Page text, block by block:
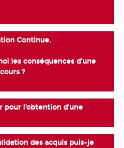
Continue.
les conséquences d’une
?
pour l’obtention d’une
des acquis puis-je